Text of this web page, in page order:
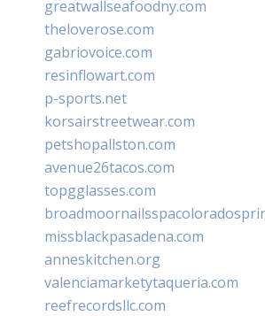
greatwallseafoodny.com
theloverose.com
gabriovoice.com
resinflowart.com
p-sports.net
korsairstreetwear.com
petshopallston.com
avenue26tacos.com
topgglasses.com
missblackpasadena.com
anneskitchen.org
valenciamarketytaqueria.com
reefrecordsllc.com